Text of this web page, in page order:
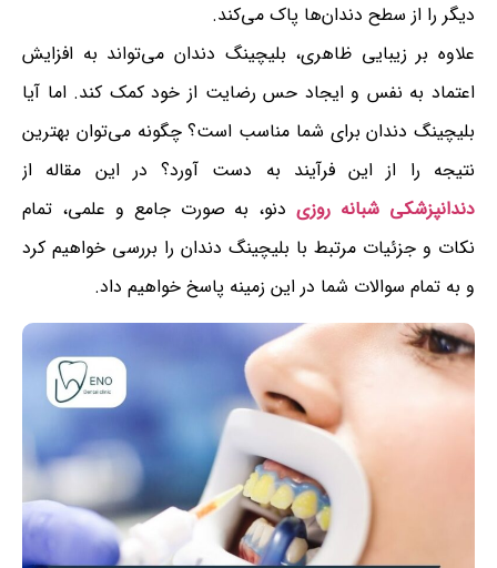
دیگر را از سطح دندان‌ها پاک می‌کند.
علاوه بر زیبایی ظاهری، بلیچینگ دندان می‌تواند به افزایش
اعتماد به نفس و ایجاد حس رضایت از خود کمک کند. اما آیا
بلیچینگ دندان برای شما مناسب است؟ چگونه می‌توان بهترین
نتیجه را از این فرآیند به دست آورد؟ در این مقاله از
دندانپزشکی شبانه روزی دنو، به صورت جامع و علمی، تمام
نکات و جزئیات مرتبط با بلیچینگ دندان را بررسی خواهیم کرد
و به تمام سوالات شما در این زمینه پاسخ خواهیم داد.